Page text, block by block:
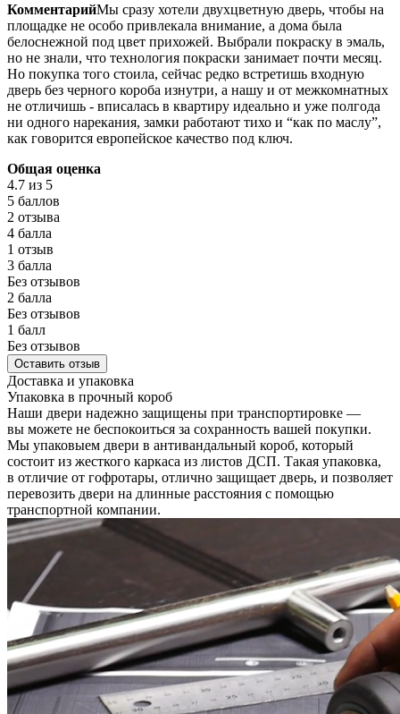
КомментарийМы сразу хотели двухцветную дверь, чтобы на
площадке не особо привлекала внимание, а дома была
белоснежной под цвет прихожей. Выбрали покраску в эмаль,
но не знали, что технология покраски занимает почти месяц.
Но покупка того стоила, сейчас редко встретишь входную
дверь без черного короба изнутри, а нашу и от межкомнатных
не отличишь - вписалась в квартиру идеально и уже полгода
ни одного нарекания, замки работают тихо и “как по маслу”,
как говорится европейское качество под ключ.
Общая оценка
4.7 из 5
5 баллов
2 отзыва
4 балла
1 отзыв
3 балла
Без отзывов
2 балла
Без отзывов
1 балл
Без отзывов
Оставить отзыв
Доставка и упаковка
Упаковка в прочный короб
Наши двери надежно защищены при транспортировке —
вы можете не беспокоиться за сохранность вашей покупки.
Мы упаковыем двери в антивандальный короб, который
состоит из жесткого каркаса из листов ДСП. Такая упаковка,
в отличие от гофротары, отлично защищает дверь, и позволяет
перевозить двери на длинные расстояния с помощью
транспортной компании.